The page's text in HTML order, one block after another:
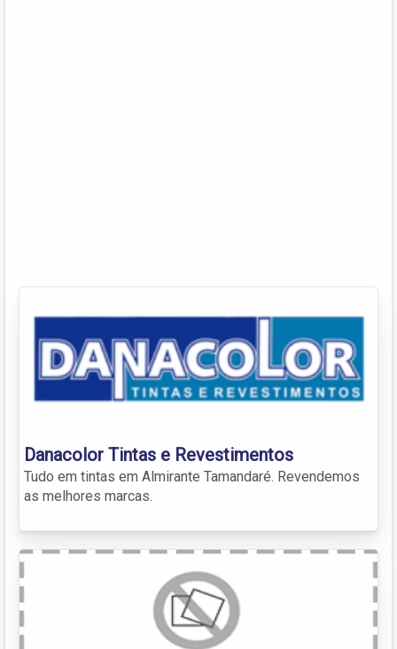
Danacolor Tintas e Revestimentos
Tudo em tintas em Almirante Tamandaré. Revendemos
as melhores marcas.